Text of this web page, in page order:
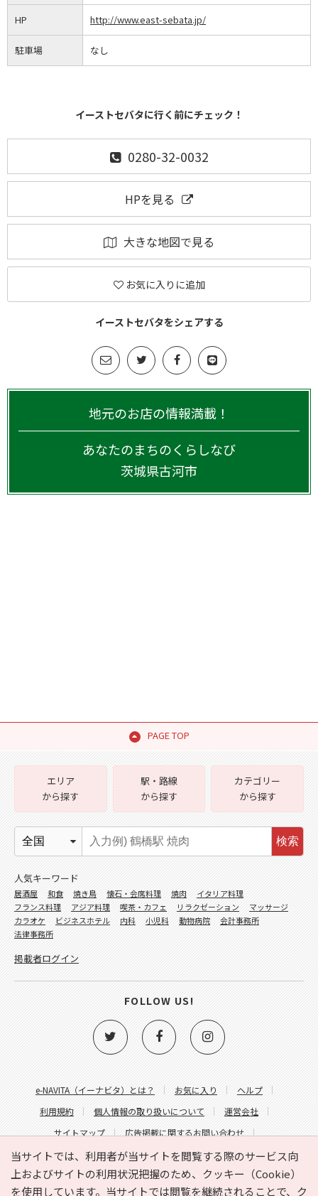
HP http://www.east-sebata.jp/
駐車場 なし
イーストセバタに行く前にチェック！
0280-32-0032
HPを見る
大きな地図で見る
お気に入りに追加
イーストセバタをシェアする
地元のお店の情報満載！
あなたのまちのくらしなび
茨城県古河市
PAGE TOP
当サイトでは、利用者が当サイトを閲覧する際のサービス向
上およびサイトの利用状況把握のため、クッキー（Cookie）
を使用しています。当サイトでは閲覧を継続されることで、ク
e-NAVITA（イーナビタ）とは？ お気に入り
ヘルプ
利用規約
個人情報の取り扱いについて
運営会社
サイトマップ
広告掲載に関するお問い合わせ
サイトの内容に関するお問い合わせ
エリア
から探す
駅・路線
から探す
カテゴリー
から探す
検索
人気キーワード
居酒屋 和食 焼き鳥 懐石・会席料理 焼肉
イタリア料理
フランス料理
アジア料理 喫茶・カフェ リラクゼーション
マッサージ
カラオケ
ビジネスホテル 内科 小児科 動物病院
会計事務所
法律事務所
掲載者ログイン
FOLLOW US!